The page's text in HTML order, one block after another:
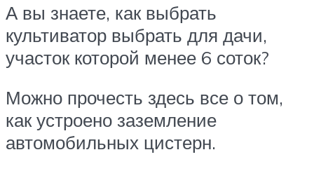
А вы знаете, как выбрать
культиватор выбрать для дачи,
участок которой менее 6 соток?
Можно прочесть здесь все о том,
как устроено заземление
автомобильных цистерн.